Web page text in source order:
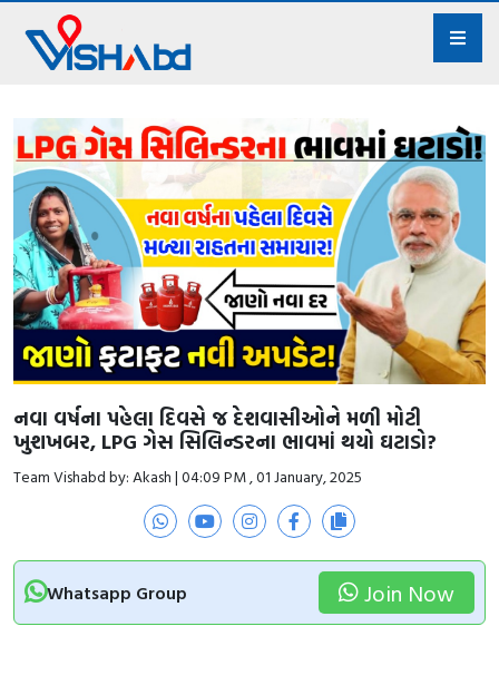
નવા વર્ષના પહેલા દિવસે જ દેશવાસીઓને મળી મોટી
ખુશખબર, LPG ગેસ સિલિન્ડરના ભાવમાં થયો ઘટાડો?
Team Vishabd by: Akash | 04:09 PM , 01 January, 2025
Whatsapp Group Join Now